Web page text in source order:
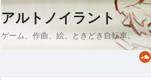
Skip
to
アルトノイラント
ゲーム、作曲、絵、ときどき自転車。